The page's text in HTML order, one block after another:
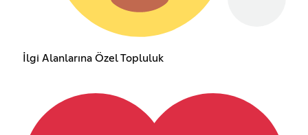
İlgi Alanlarına Özel Topluluk